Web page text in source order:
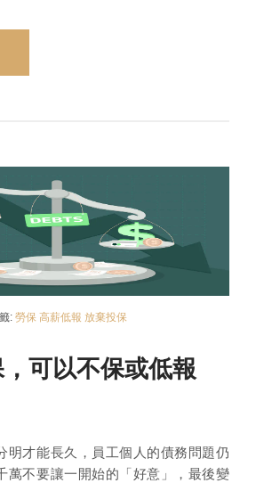
: 勞保 高薪低報 放棄投保
可以不保或低報
明才能長久，員工個人的債務問題仍
萬不要讓一開始的「好意」，最後變